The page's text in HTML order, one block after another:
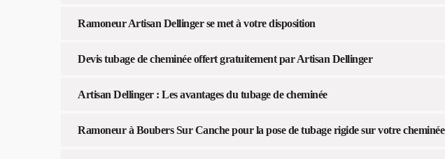
Ramoneur Artisan Dellinger se met à votre disposition
Devis tubage de cheminée offert gratuitement par Artisan Dellinger
Artisan Dellinger : Les avantages du tubage de cheminée
Ramoneur à Boubers Sur Canche pour la pose de tubage rigide sur votre cheminée